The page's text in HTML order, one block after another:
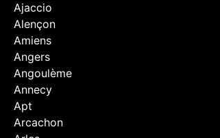
Ajaccio
Alençon
Amiens
Angers
Angoulème
Annecy
Apt
Arcachon